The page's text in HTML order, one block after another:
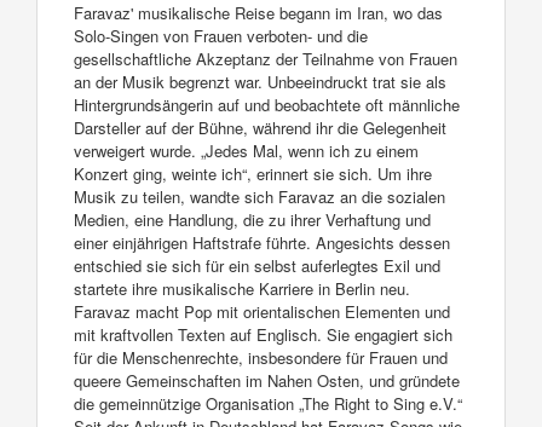
Faravaz' musikalische Reise begann im Iran, wo das
Solo-Singen von Frauen verboten- und die
gesellschaftliche Akzeptanz der Teilnahme von Frauen
an der Musik begrenzt war. Unbeeindruckt trat sie als
Hintergrundsängerin auf und beobachtete oft männliche
Darsteller auf der Bühne, während ihr die Gelegenheit
verweigert wurde. „Jedes Mal, wenn ich zu einem
Konzert ging, weinte ich“, erinnert sie sich. Um ihre
Musik zu teilen, wandte sich Faravaz an die sozialen
Medien, eine Handlung, die zu ihrer Verhaftung und
einer einjährigen Haftstrafe führte. Angesichts dessen
entschied sie sich für ein selbst auferlegtes Exil und
startete ihre musikalische Karriere in Berlin neu.
Faravaz macht Pop mit orientalischen Elementen und
mit kraftvollen Texten auf Englisch. Sie engagiert sich
für die Menschenrechte, insbesondere für Frauen und
queere Gemeinschaften im Nahen Osten, und gründete
die gemeinnützige Organisation „The Right to Sing e.V.“